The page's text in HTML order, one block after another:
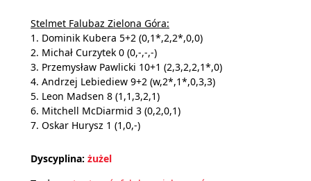
Stelmet Falubaz Zielona Góra:
1. Dominik Kubera 5+2 (0,1*,2,2*,0,0)
2. Michał Curzytek 0 (0,-,-,-)
3. Przemysław Pawlicki 10+1 (2,3,2,2,1*,0)
4. Andrzej Lebiediew 9+2 (w,2*,1*,0,3,3)
5. Leon Madsen 8 (1,1,3,2,1)
6. Mitchell McDiarmid 3 (0,2,0,1)
7. Oskar Hurysz 1 (1,0,-)
Dyscyplina: żużel